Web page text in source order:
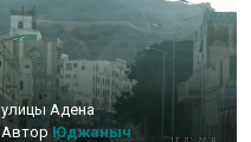
улицы Адена
АвторЮджаныч